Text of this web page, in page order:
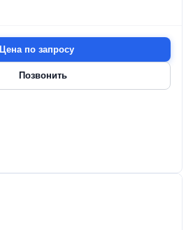
Цена по запросу
Позвонить